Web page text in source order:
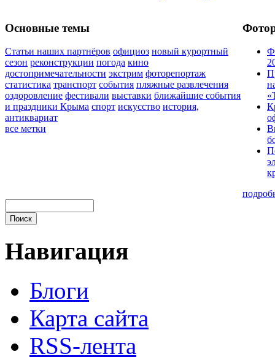
Основные темы
Статьи наших партнёров официоз новый курортный
сезон реконструкции погода кино
достопримечательности экстрим фоторепортаж
статистика транспорт события пляжные развлечения
оздоровление фестивали выставки ближайшие события
и праздники Крыма спорт искусство история,
антиквариат
все метки
Навигация
Блоги
Карта сайта
RSS-лента